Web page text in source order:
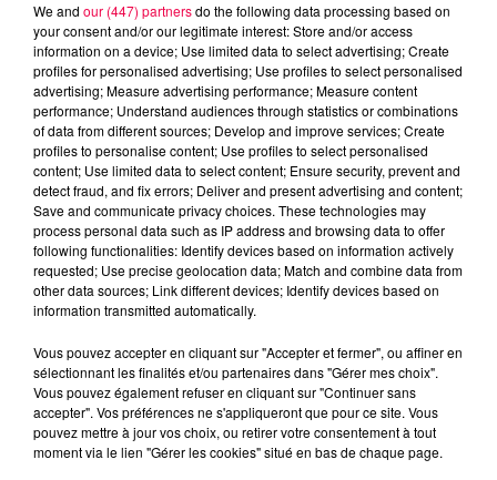
3 août 2026
PRÉVIFEUX : "il faut avoir une culture du risque"
We and our (447) partnersdo the following data processing based on
your consent and/or our legitimate interest: Store and/or access
information on a device; Use limited data to select advertising; Create
profiles for personalised advertising; Use profiles to select personalised
advertising; Measure advertising performance; Measure content
performance; Understand audiences through statistics or combinations
of data from different sources; Develop and improve services; Create
profiles to personalise content; Use profiles to select personalised
content; Use limited data to select content; Ensure security, prevent and
detect fraud, and fix errors; Deliver and present advertising and content;
Save and communicate privacy choices. These technologies may
process personal data such as IP address and browsing data to offer
following functionalities: Identify devices based on information actively
requested; Use precise geolocation data; Match and combine data from
other data sources; Link different devices; Identify devices based on
information transmitted automatically.
Vous pouvez accepter en cliquant sur "Accepter et fermer", ou affiner en
sélectionnant les finalités et/ou partenaires dans "Gérer mes choix".
Vous pouvez également refuser en cliquant sur "Continuer sans
accepter". Vos préférences ne s'appliqueront que pour ce site. Vous
pouvez mettre à jour vos choix, ou retirer votre consentement à tout
moment via le lien "Gérer les cookies" situé en bas de chaque page.